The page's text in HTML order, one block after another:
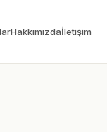
Hakkımızdaİletişim